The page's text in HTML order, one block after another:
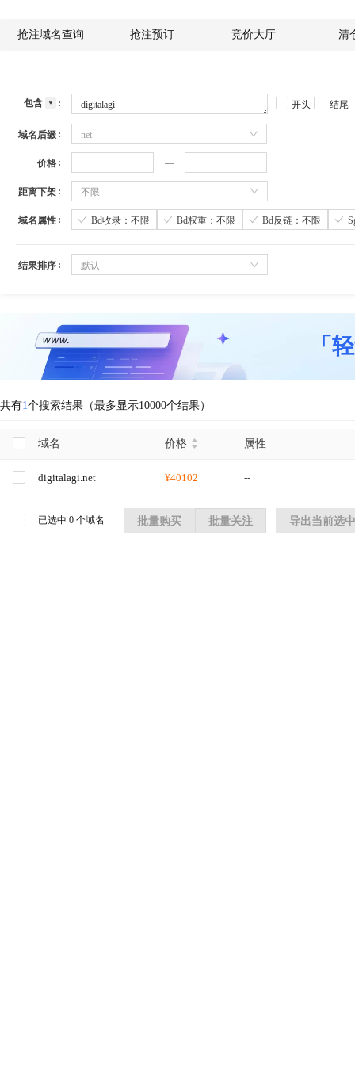
抢注域名查询 抢注预订 竞价大厅 清
包含 开头 结尾
域名后缀 net
价格
距离下架 不限
域名属性 Bd收录：不限 Bd权重：不限 Bd反链：不限
结果排序 默认
「
共有1个搜索结果（最多显示10000个结果）
域名 价格 属性
digitalagi.net ¥40102 --
已选中 0 个域名 批量购买 批量关注 导出当前选中